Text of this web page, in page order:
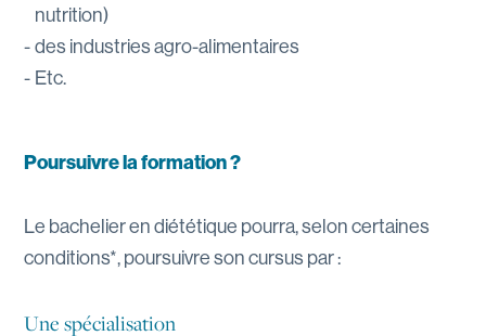
nutrition)
des industries agro-alimentaires
Etc.
Poursuivre la formation ?
Le bachelier en diététique pourra, selon certaines
conditions*, poursuivre son cursus par :
Une spécialisation